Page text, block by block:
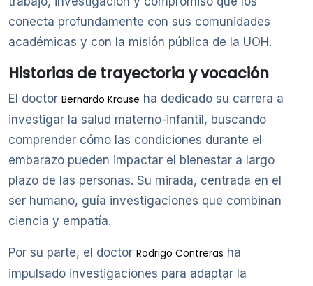
conecta profundamente con sus comunidades
académicas y con la misión pública de la UOH.
Historias de trayectoria y vocación
El doctor Bernardo Krause ha dedicado su carrera a
investigar la salud materno-infantil, buscando
comprender cómo las condiciones durante el
embarazo pueden impactar el bienestar a largo
plazo de las personas. Su mirada, centrada en el
ser humano, guía investigaciones que combinan
ciencia y empatía.
Por su parte, el doctor Rodrigo Contreras ha
impulsado investigaciones para adaptar la